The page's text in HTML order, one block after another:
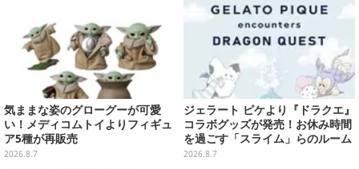
気ままな姿のグローグーが可愛
い！メディコムトイよりフィギュ
ア5種が再販売
2026.8.7
ジェラート ピケより『ドラクエ』
コラボグッズが発売！お休み時間
を過ごす「スライム」らのルーム
ウェア、雑貨など多数ラインナッ
2026.8.7